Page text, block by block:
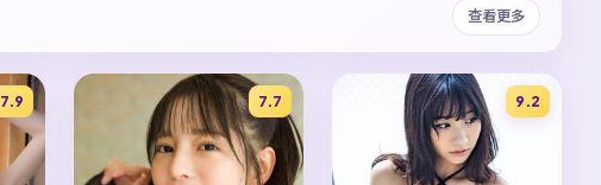
查看更多
7.9 7.7 9.2